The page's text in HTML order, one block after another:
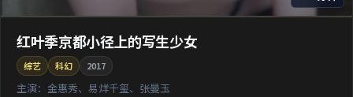
红叶季京都小径上的写生少女
综艺 科幻 2017
主演： 金惠秀、易烊千玺、张曼玉